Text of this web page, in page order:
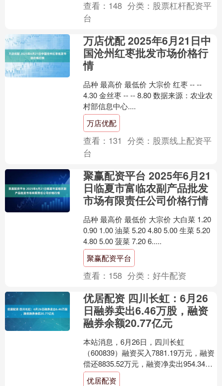
查看： 148 分类： 股票杠杆配资平
台
万店优配 2025年6月21日中
国沧州红枣批发市场价格行
情
品种 最高价 最低价 大宗价 红枣 -- --
4.30 金丝枣 -- -- 8.80 数据来源：农业农
村部信息中心....
万店优配
查看： 131 分类： 股票线上配资平
台
聚赢配资平台 2025年6月21
日临夏市富临农副产品批发
市场有限责任公司价格行情
品种 最高价 最低价 大宗价 大白菜 1.20
0.90 1.00 油菜 5.20 4.80 5.00 生菜 5.20
4.80 5.00 菠菜 7.20 6.....
聚赢配资平台
查看： 158 分类：好牛配资
优居配资 四川长虹：6月26
日融券卖出6.46万股，融资
融券余额20.77亿元
本站消息，6月26日，四川长虹
（600839）融资买入7881.19万元，融资
偿还8835.52万元，融资净卖出954.34万
元，融资余额20.38亿元。 融券....
优居配资